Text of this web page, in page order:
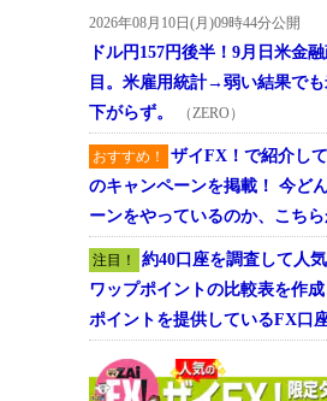
2026年08月10日(月)09時44分公開
ドル円157円後半！9月日米金
目。米雇用統計→弱い結果で
下がらず。
（ZERO）
おすすめ！
ザイFX！で紹介し
のキャンペーンを掲載！ 今ど
ーンをやっているのか、こちら
注目！
約40口座を調査して人
ワップポイントの比較表を作
ポイントを提供しているFX口